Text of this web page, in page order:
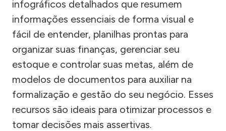
infográficos detalhados que resumem
informações essenciais de forma visual e
fácil de entender, planilhas prontas para
organizar suas finanças, gerenciar seu
estoque e controlar suas metas, além de
modelos de documentos para auxiliar na
formalização e gestão do seu negócio. Esses
recursos são ideais para otimizar processos e
tomar decisões mais assertivas.